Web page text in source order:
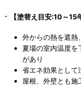
【塗替え目安:10～15
外からの熱を遮熱
夏場の室内温度を
があり
省エネ効果として
屋根、外壁とも施